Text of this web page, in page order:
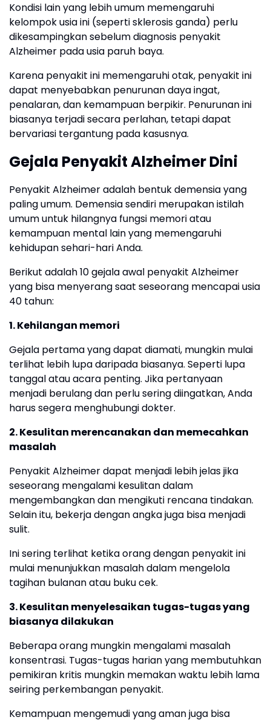
Kondisi lain yang lebih umum memengaruhi
kelompok usia ini (seperti sklerosis ganda) perlu
dikesampingkan sebelum diagnosis penyakit
Alzheimer pada usia paruh baya.
Karena penyakit ini memengaruhi otak, penyakit ini
dapat menyebabkan penurunan daya ingat,
penalaran, dan kemampuan berpikir. Penurunan ini
biasanya terjadi secara perlahan, tetapi dapat
bervariasi tergantung pada kasusnya.
Gejala Penyakit Alzheimer Dini
Penyakit Alzheimer adalah bentuk demensia yang
paling umum. Demensia sendiri merupakan istilah
umum untuk hilangnya fungsi memori atau
kemampuan mental lain yang memengaruhi
kehidupan sehari-hari Anda.
Berikut adalah 10 gejala awal penyakit Alzheimer
yang bisa menyerang saat seseorang mencapai usia
40 tahun:
1. Kehilangan memori
Gejala pertama yang dapat diamati, mungkin mulai
terlihat lebih lupa daripada biasanya. Seperti lupa
tanggal atau acara penting. Jika pertanyaan
menjadi berulang dan perlu sering diingatkan, Anda
harus segera menghubungi dokter.
2. Kesulitan merencanakan dan memecahkan
masalah
Penyakit Alzheimer dapat menjadi lebih jelas jika
seseorang mengalami kesulitan dalam
mengembangkan dan mengikuti rencana tindakan.
Selain itu, bekerja dengan angka juga bisa menjadi
sulit.
Ini sering terlihat ketika orang dengan penyakit ini
mulai menunjukkan masalah dalam mengelola
tagihan bulanan atau buku cek.
3. Kesulitan menyelesaikan tugas-tugas yang
biasanya dilakukan
Beberapa orang mungkin mengalami masalah
konsentrasi. Tugas-tugas harian yang membutuhkan
pemikiran kritis mungkin memakan waktu lebih lama
seiring perkembangan penyakit.
Kemampuan mengemudi yang aman juga bisa